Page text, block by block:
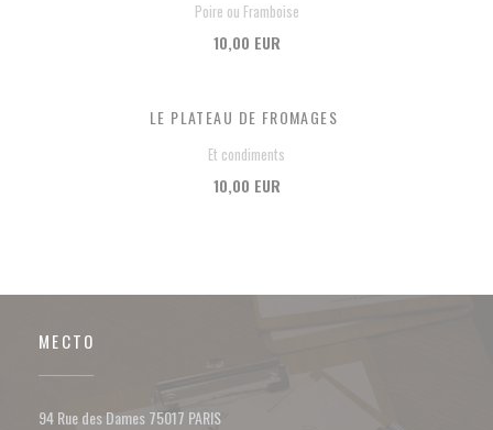
Poire ou Framboise
10,00 EUR
LE PLATEAU DE FROMAGES
Et condiments
10,00 EUR
МЕСТО
94 Rue des Dames 75017 PARIS((открывается в новом окне))